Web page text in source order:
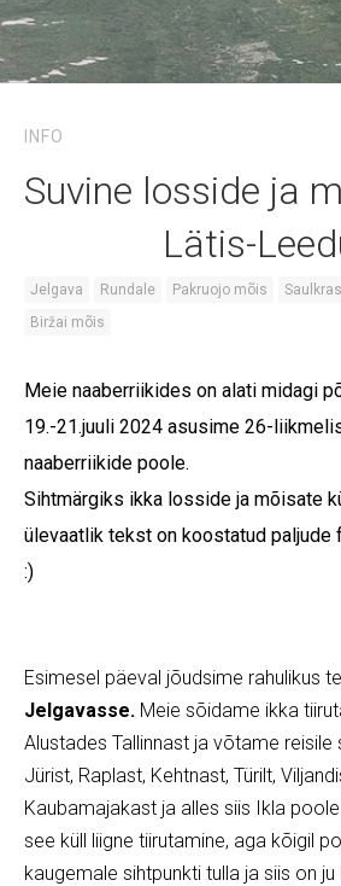
INFO
Suvine losside ja
Lätis-
Jelgava Rundale Pakruojo mõis
Biržai mõis
Meie naaberriikides on alati midagi
19.-21.juuli 2024 asusime 26-
naaberriikide poole.
Sihtmärgiks ikka losside ja mõisate
ülevaatlik tekst on koostatud paljude
:)
Esimesel päeval jõudsime rahulikus
Jelgavasse. Meie sõidame ikka
Alustades Tallinnast ja võtame reisile
Jürist, Raplast, Kehtnast, Türilt,
Kaubamajakast ja alles siis Ikla
see küll liigne tiirutamine, aga kõigil
kaugemale sihtpunkti tulla ja siis on